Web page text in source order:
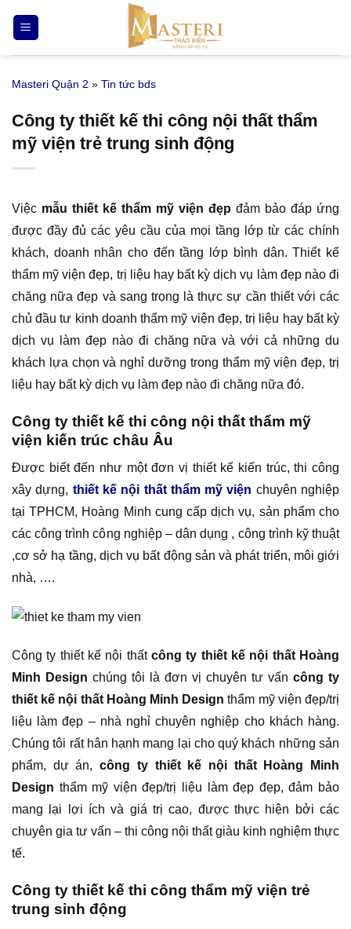
qua
nội
Masteri Quận 2 » Tin tức bds
Công ty thiết kế thi công nội thất thẩm
mỹ viện trẻ trung sinh động
Việc mẫu thiết kế thẩm mỹ viện đẹp đảm bảo đáp ứng
được đầy đủ các yêu cầu của mọi tầng lớp từ các chính
khách, doanh nhân cho đến tầng lớp bình dân. Thiết kế
thẩm mỹ viện đẹp, trị liệu hay bất kỳ dịch vụ làm đẹp nào đi
chăng nữa đẹp và sang trọng là thực sự cần thiết với các
chủ đầu tư kinh doanh thẩm mỹ viện đẹp, trị liệu hay bất kỳ
dịch vụ làm đẹp nào đi chăng nữa và với cả những du
khách lựa chọn và nghỉ dưỡng trong thẩm mỹ viện đẹp, trị
liệu hay bất kỳ dịch vụ làm đẹp nào đi chăng nữa đó.
Công ty thiết kế thi công nội thất thẩm mỹ
viện kiến trúc châu Âu
Được biết đến như một đơn vị thiết kế kiến trúc, thi công
xây dựng, thiết kế nội thất thẩm mỹ viện chuyên nghiệp
tại TPHCM, Hoàng Minh cung cấp dịch vụ, sản phẩm cho
các công trình công nghiệp – dân dụng , công trình kỹ thuật
,cơ sở hạ tầng, dịch vụ bất động sản và phát triển, môi giới
nhà, ….
Công ty thiết kế nội thất công ty thiết kế nội thất Hoàng
Minh Design chúng tôi là đơn vị chuyên tư vấn công ty
thiết kế nội thất Hoàng Minh Design thẩm mỹ viện đẹp/trị
liệu làm đẹp – nhà nghỉ chuyên nghiệp cho khách hàng.
Chúng tôi rất hân hạnh mang lại cho quý khách những sản
phẩm, dự án,công ty thiết kế nội thất Hoàng Minh
Design thẩm mỹ viện đẹp/trị liệu làm đẹp đẹp, đảm bảo
mang lại lợi ích và giá trị cao, được thực hiện bởi các
chuyên gia tư vấn – thi công nội thất giàu kinh nghiệm thực
tế.
Công ty thiết kế thi công thẩm mỹ viện trẻ
trung sinh động